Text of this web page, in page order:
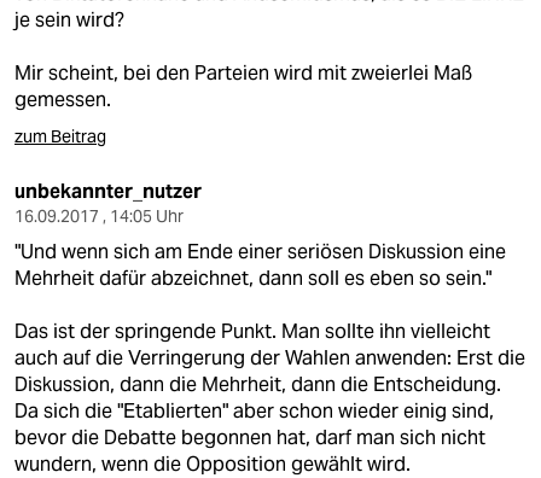
je sein wird?
Mir scheint, bei den Parteien wird mit zweierlei Maß
gemessen.
zum Beitrag
unbekannter_nutzer
16.09.2017 , 14:05 Uhr
"Und wenn sich am Ende einer seriösen Diskussion eine
Mehrheit dafür abzeichnet, dann soll es eben so sein."
Das ist der springende Punkt. Man sollte ihn vielleicht
auch auf die Verringerung der Wahlen anwenden: Erst die
Diskussion, dann die Mehrheit, dann die Entscheidung.
Da sich die "Etablierten" aber schon wieder einig sind,
bevor die Debatte begonnen hat, darf man sich nicht
wundern, wenn die Opposition gewählt wird.